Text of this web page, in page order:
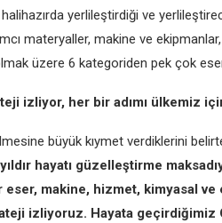
yerlileştirdiği ve
materyaller, makine ve
üzere 6 kategoriden pek çok
izliyor, her bir adımı ülkemiz
büyük kıymet verdiklerini
hayatı güzelleştirme
makine, hizmet, kimyasal ve
izliyoruz. Hayata geçirdiğimiz